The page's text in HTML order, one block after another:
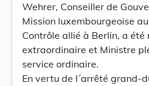
Wehrer, Conseiller de
Mission luxembourgeoise
Contrôle allié à Berlin, a été
extraordinaire et Ministre
service ordinaire.
En vertu de l´arrêté grand-